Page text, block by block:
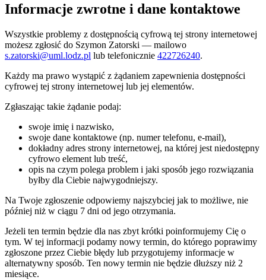
Informacje zwrotne i dane kontaktowe
Wszystkie problemy z dostępnością cyfrową tej strony internetowej
możesz zgłosić do Szymon Zatorski — mailowo
s.zatorski@uml.lodz.pl lub telefonicznie 422726240.
Każdy ma prawo wystąpić z żądaniem zapewnienia dostępności
cyfrowej tej strony internetowej lub jej elementów.
Zgłaszając takie żądanie podaj:
swoje imię i nazwisko,
swoje dane kontaktowe (np. numer telefonu, e-mail),
dokładny adres strony internetowej, na której jest niedostępny
cyfrowo element lub treść,
opis na czym polega problem i jaki sposób jego rozwiązania
byłby dla Ciebie najwygodniejszy.
Na Twoje zgłoszenie odpowiemy najszybciej jak to możliwe, nie
później niż w ciągu 7 dni od jego otrzymania.
Jeżeli ten termin będzie dla nas zbyt krótki poinformujemy Cię o
tym. W tej informacji podamy nowy termin, do którego poprawimy
zgłoszone przez Ciebie błędy lub przygotujemy informacje w
alternatywny sposób. Ten nowy termin nie będzie dłuższy niż 2
miesiące.